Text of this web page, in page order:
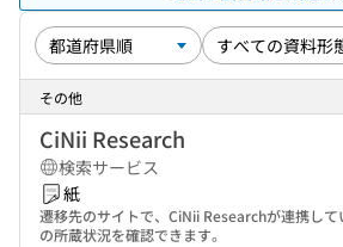
その他
CiNii Research
検索サービス
紙
遷移先のサイトで、CiNii Researchが連携して
の所蔵状況を確認できます。